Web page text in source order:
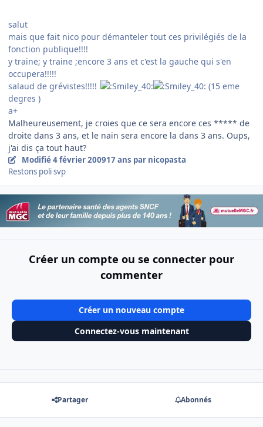
salut
mais que fait nico pour démanteler tout ces privilégiés de la
fonction publique!!!!
y traine; y traine ;encore 3 ans et c'est la gauche qui s'en
occupera!!!!!
salaud de grévistes!!!!!
(15 eme
degres )
a+
Malheureusement, je croies que ce sera encore ces ***** de
droite dans 3 ans, et le nain sera encore la dans 3 ans. Oups,
j'ai dis ça tout haut?
Modifié4 février 200917 ans par nicopasta
Restons poli svp
Créer un compte ou se connecter pour
commenter
Créer un nouveau compte
Connectez-vous maintenant
Partager Abonnés